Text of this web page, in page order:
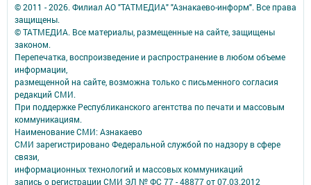
© 2011 - 2026. Филиал АО "ТАТМЕДИА" "Азнакаево-информ". Все права
защищены.
© ТАТМЕДИА. Все материалы, размещенные на сайте, защищены
законом.
Перепечатка, воспроизведение и распространение в любом объеме
информации,
размещенной на сайте, возможна только с письменного согласия
редакций СМИ.
При поддержке Республиканского агентства по печати и массовым
коммуникациям.
Наименование СМИ: Азнакаево
СМИ зарегистрировано Федеральной службой по надзору в сфере
связи,
информационных технологий и массовых коммуникаций
запись о регистрации СМИ ЭЛ № ФС 77 - 48877 от 07.03.2012